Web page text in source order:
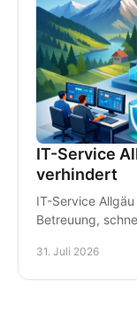
IT-Service
verhindert
IT-Service
Betreuung,
31. Juli 2026